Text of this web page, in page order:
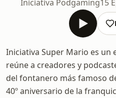
Iniciativa Podgaming15
Iniciativa Super Mario es un
reúne a creadores y
del fontanero más famoso
40º aniversario de la